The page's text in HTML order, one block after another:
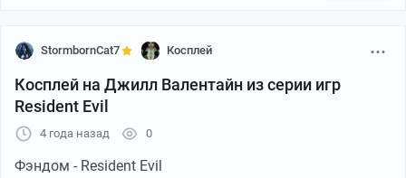
StormbornCat7 Косплей
Косплей на Джилл Валентайн из серии игр
Resident Evil
4 года назад 0
Фэндом - Resident Evil